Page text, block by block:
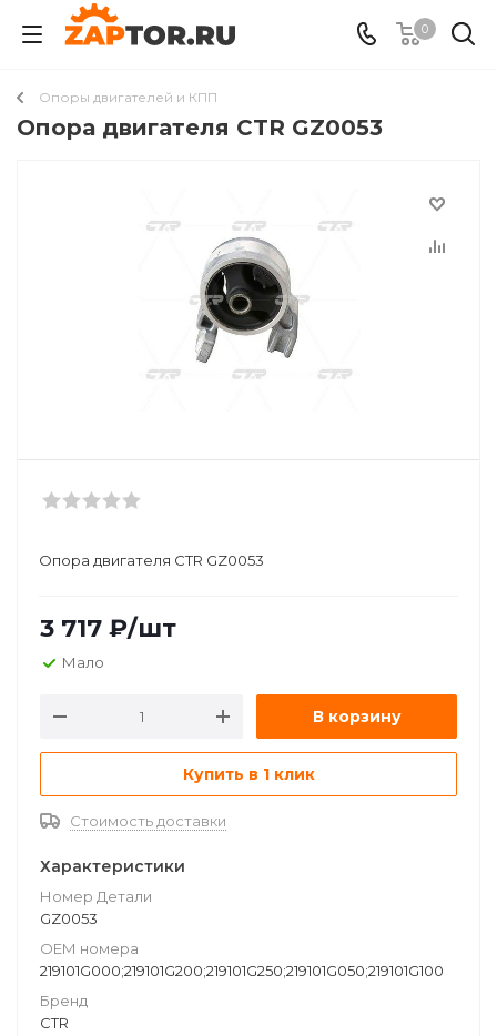
0
Опоры двигателей и КПП
Опора двигателя CTR GZ0053
Опора двигателя CTR GZ0053
3 717 ₽/шт
Мало
В корзину
Купить в 1 клик
Стоимость доставки
Характеристики
Номер Детали
GZ0053
ОЕМ номера
219101G000;219101G200;219101G250;219101G050;219101G100
Бренд
CTR